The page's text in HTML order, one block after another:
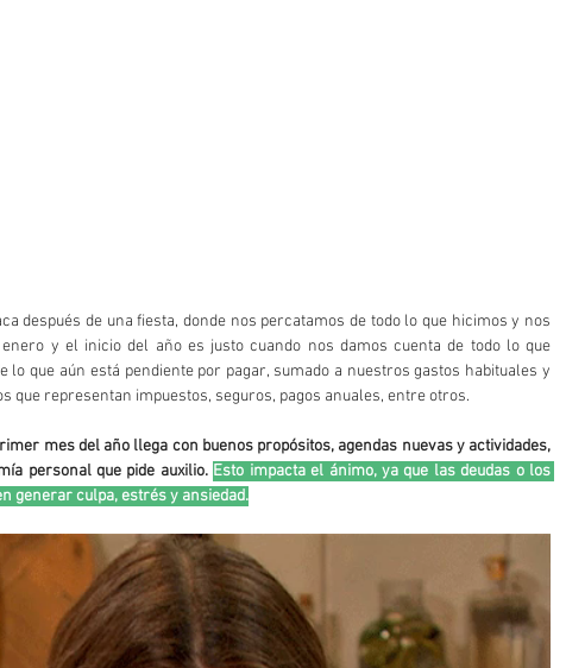
después de una fiesta, donde nos percatamos de todo lo que hicimos y nos
y el inicio del año es justo cuando nos damos cuenta de todo lo que
lo que aún está pendiente por pagar, sumado a nuestros gastos habituales y
que representan impuestos, seguros, pagos anuales, entre otros.
mes del año llega con buenos propósitos, agendas nuevas y actividades,
personal que pide auxilio. Esto impacta el ánimo, ya que las deudas o los
generar culpa, estrés y ansiedad.